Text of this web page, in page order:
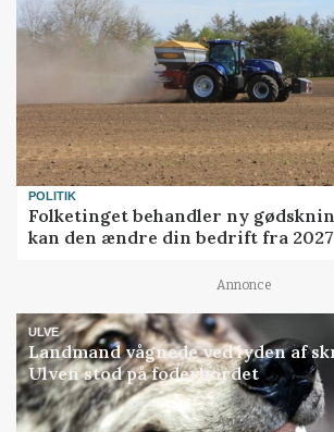
POLITIK
Folketinget behandler ny
kan den ændre din bedrift fra 2027
Annonce
ULVE
Landmand vågnede ved lyden af
Ulven stod på foderbordet
Annonce